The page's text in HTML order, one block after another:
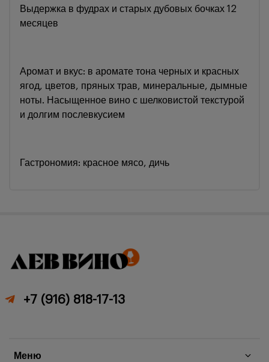
Выдержка в фудрах и старых дубовых бочках 12
месяцев
Аромат и вкус: в аромате тона черных и красных
ягод, цветов, пряных трав, минеральные, дымные
ноты. Насыщенное вино с шелковистой текстурой
и долгим послевкусием
Гастрономия: красное мясо, дичь
Меню
+7 (916) 818-17-13